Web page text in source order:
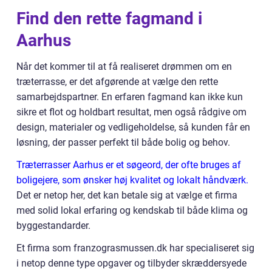
Find den rette fagmand i
Aarhus
Når det kommer til at få realiseret drømmen om en
træterrasse, er det afgørende at vælge den rette
samarbejdspartner. En erfaren fagmand kan ikke kun
sikre et flot og holdbart resultat, men også rådgive om
design, materialer og vedligeholdelse, så kunden får en
løsning, der passer perfekt til både bolig og behov.
Træterrasser Aarhus er et søgeord, der ofte bruges af
boligejere, som ønsker høj kvalitet og lokalt håndværk.
Det er netop her, det kan betale sig at vælge et firma
med solid lokal erfaring og kendskab til både klima og
byggestandarder.
Et firma som franzograsmussen.dk har specialiseret sig
i netop denne type opgaver og tilbyder skræddersyede